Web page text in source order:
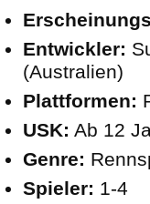
Entwickler:
(Australien)
Plattformen:
USK: Ab 12
Genre:
Spieler: 1-4